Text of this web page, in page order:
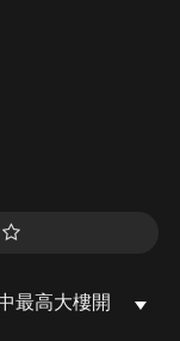
最高大樓開